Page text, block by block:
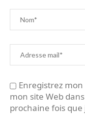
Enregistrez
mon site Web
prochaine fois